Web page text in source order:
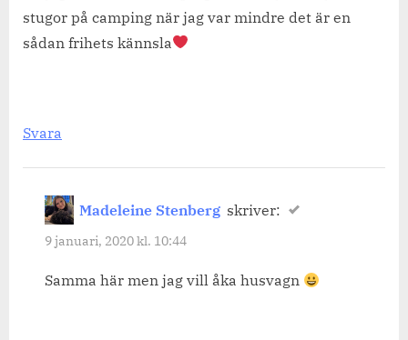
stugor på camping när jag var mindre det är en
sådan frihets kännsla
Svara
Madeleine Stenberg skriver:
9 januari, 2020 kl. 10:44
Samma här men jag vill åka husvagn